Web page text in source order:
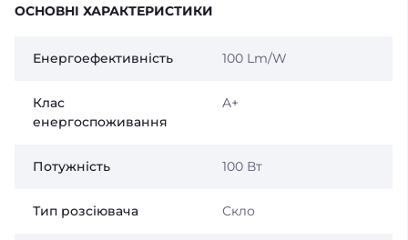
ОСНОВНІ ХАРАКТЕРИСТИКИ
Енергоефективність 100 Lm/W
Клас
енергоспоживання
A+
Потужність 100 Вт
Тип розсіювача Скло